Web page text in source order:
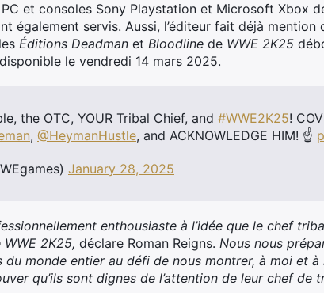
et consoles Sony Playstation et Microsoft Xbox
également servis. Aussi, l’éditeur fait déjà
Éditions Deadman et Bloodline de WWE 2K25
le vendredi 14 mars 2025.
the OTC, YOUR Tribal Chief, and #WWE2K25!
, @HeymanHustle, and ACKNOWLEDGE HIM! ☝️
January 28, 2025
enthousiaste à l’idée que le chef
2K25, déclare Roman Reigns. Nous nous
monde entier au défi de nous montrer, à moi et à
qu’ils sont dignes de l’attention de leur chef de